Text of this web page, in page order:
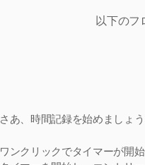
以下のフ
さあ、時間記録を始めましょう
ワンクリックでタイマーが開